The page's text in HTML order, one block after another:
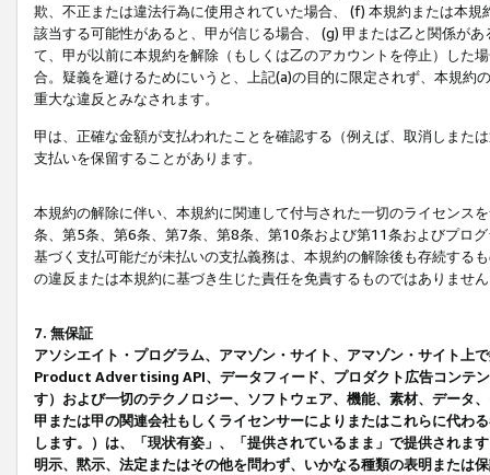
欺、不正または違法行為に使用されていた場合、 (f) 本規約または本
該当する可能性があると、甲が信じる場合、 (g) 甲または乙と関係が
て、甲が以前に本規約を解除（もしくは乙のアカウントを停止）した
合。疑義を避けるためにいうと、上記(a)の目的に限定されず、本規
重大な違反とみなされます。
甲は、正確な金額が支払われたことを確認する（例えば、取消しまた
支払いを保留することがあります。
本規約の解除に伴い、本規約に関連して付与された一切のライセンス
条、第5条、第6条、第7条、第8条、第10条および第11条およびプロ
基づく支払可能だが未払いの支払義務は、本規約の解除後も存続する
の違反または本規約に基づき生じた責任を免責するものではありませ
7. 無保証
アソシエイト・プログラム、アマゾン・サイト、アマゾン・サイト上
Product Advertising API、データフィード、プロダクト広告コンテ
す）および一切のテクノロジー、ソフトウェア、機能、素材、データ
甲または甲の関連会社もしくライセンサーによりまたはこれらに代わ
します。）は、「現状有姿」、「提供されているまま」で提供されま
明示、黙示、法定またはその他を問わず、いかなる種類の表明または